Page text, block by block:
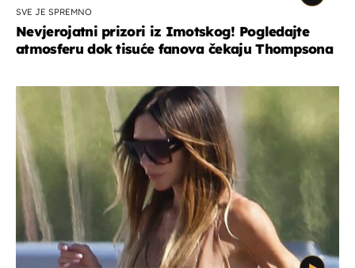
SVE JE SPREMNO
Nevjerojatni prizori iz Imotskog! Pogledajte
atmosferu dok tisuće fanova čekaju Thompsona